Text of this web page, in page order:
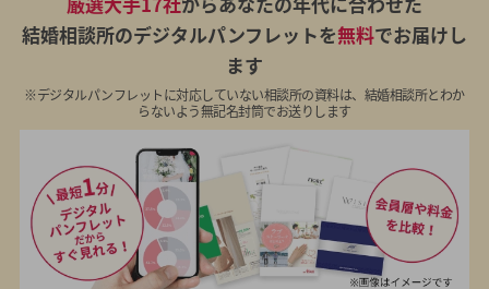
結婚相談所のデジタルパンフレットを無料でお届けし
ます
※デジタルパンフレットに対応していない相談所の資料は、結婚相談所とわか
らないよう無記名封筒でお送りします